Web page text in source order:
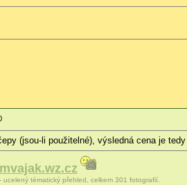
(jsou-li použitelné), výsledná cena je
ucelený tématický přehled, celkem 301 fotografií.